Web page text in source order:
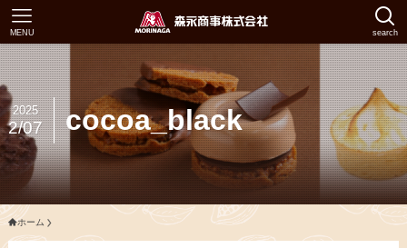
search
MENU
cocoa_black
2025
2/07
ホーム